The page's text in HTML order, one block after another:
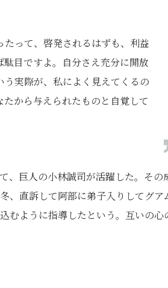
たって、啓発されるはずも、利益
目ですよ。自分さえ充分に開放
実際が、私によく見えてくるの
から与えられたものと自覚して
、巨人の小林誠司が活躍した。その
、直訴して阿部に弟子入りしてグア
むように指導したという。互いの心